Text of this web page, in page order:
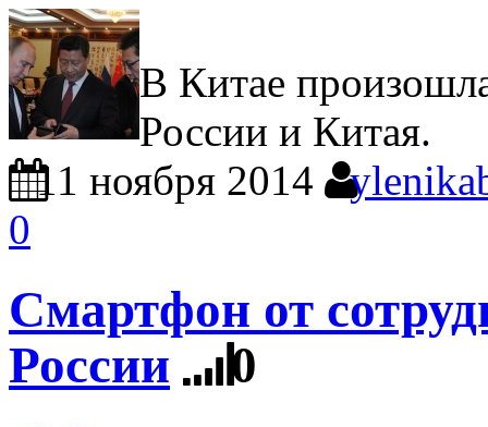
В Китае
России и Китая.
11 ноября 2014
0
Смартфон от
России
0